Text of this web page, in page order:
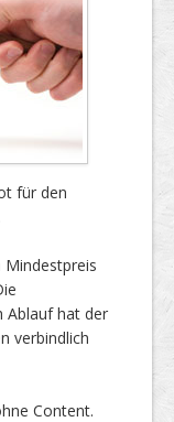
für den
Ablauf hat der
verbindlich
Content.